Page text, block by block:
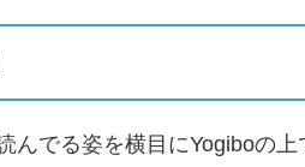
んでる姿を横目にYogiboの上